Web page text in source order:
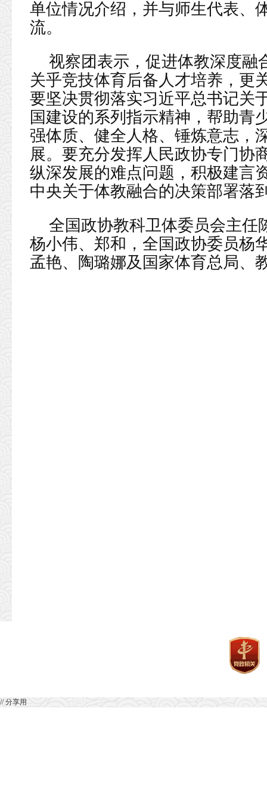
单位情况介绍，并与师生代表、
流。
视察团表示，促进体教深度融
关乎竞技体育后备人才培养，更
要坚决贯彻落实习近平总书记关
国建设的系列指示精神，帮助青
强体质、健全人格、锤炼意志，
展。要充分发挥人民政协专门协
纵深发展的难点问题，积极建言
中央关于体教融合的决策部署落
全国政协教科卫体委员会主任
杨小伟、郑和，全国政协委员杨
孟艳、陶璐娜及国家体育总局、
// 分享用